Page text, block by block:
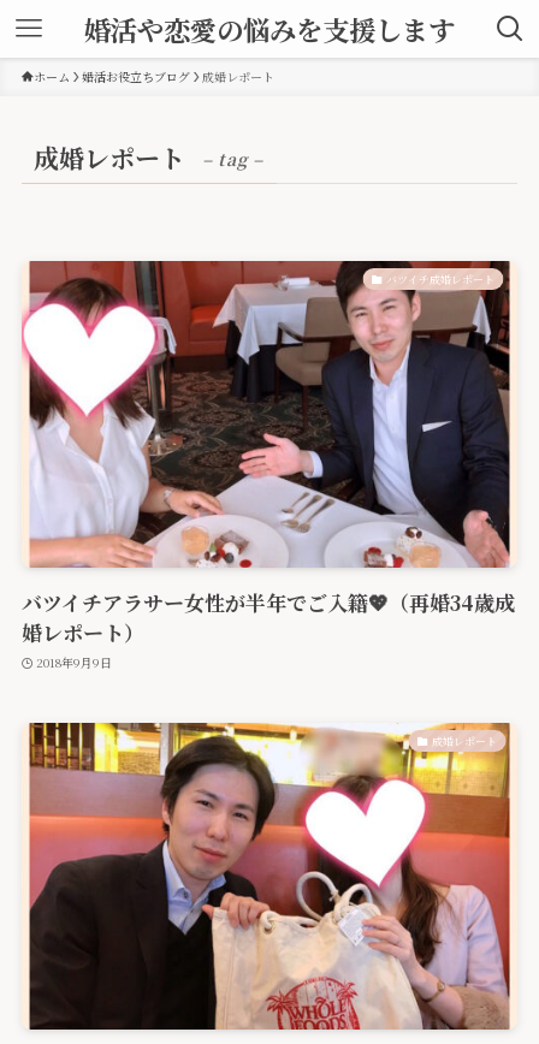
婚活や恋愛の悩みを支援します
ホーム 婚活お役立ちブログ 成婚レポート
成婚レポート – tag –
バツイチ成婚レポート
バツイチアラサー女性が半年でご入籍💖（再婚34歳成
婚レポート）
2018年9月9日
成婚レポート